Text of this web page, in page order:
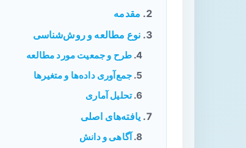
مقدمه
نوع مطالعه و روش‌شناسی
طرح و جمعیت مورد مطالعه
جمع‌آوری داده‌ها و متغیرها
تحلیل آماری
یافته‌های اصلی
آگاهی و دانش